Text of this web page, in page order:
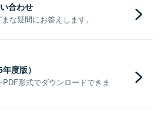
合わせ
な疑問にお答えします。
度版）
形式でダウンロードできま